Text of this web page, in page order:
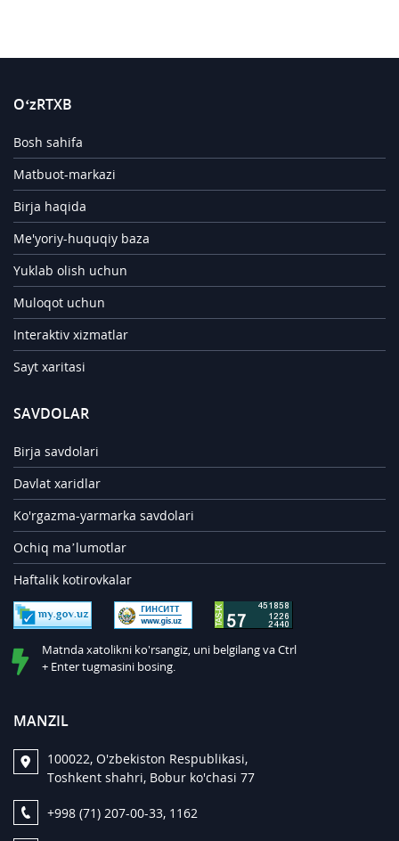
O‘zRTXB
Bosh sahifa
Matbuot-markazi
Birja haqida
Me'yoriy-huquqiy baza
Yuklab olish uchun
Muloqot uchun
Interaktiv xizmatlar
Sayt xaritasi
SAVDOLAR
Birja savdolari
Davlat xaridlar
Ko'rgazma-yarmarka savdolari
Ochiq ma’lumotlar
Haftalik kotirovkalar
Matnda xatolikni ko'rsangiz, uni belgilang va Ctrl
+ Enter tugmasini bosing.
MANZIL
100022, O'zbekiston Respublikasi,
Toshkent shahri, Bobur ko'chasi 77
+998 (71) 207-00-33, 1162